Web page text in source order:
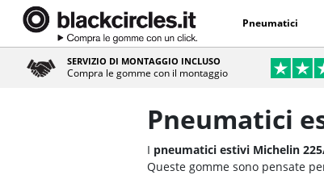
Pneumatici
SERVIZIO DI MONTAGGIO INCLUSO
Compra le gomme con il montaggio
Pneumatici
I pneumatici estivi Michelin
Queste gomme sono pensate